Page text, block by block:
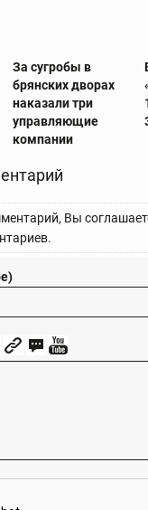
За сугробы в
брянских дворах
наказали три
управляющие
компании
Вы